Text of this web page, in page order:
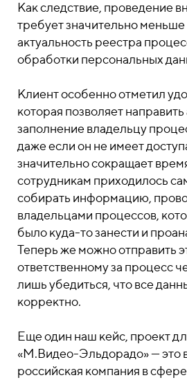
Как следствие, проведение
требует значительно
актуальность реестра
обработки персональных
Клиент особенно отметил
которая позволяет направить
заполнение владельцу
даже если он не имеет
значительно сокращает
сотрудникам приходилось
собирать информацию,
владельцами процессов,
было куда-то занести и
Теперь же можно отправить
ответственному за процесс
лишь убедиться, что все
корректно.
Еще один наш кейс, проект
«М.Видео-Эльдорадо» — это
российская компания в